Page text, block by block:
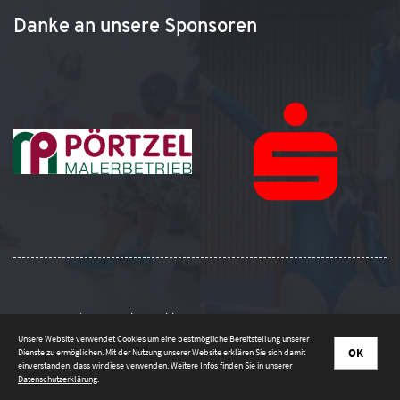
Danke an unsere Sponsoren
Impressum|Datenschutzerklärung
OK
Unsere Website verwendet Cookies um eine bestmögliche Bereitstellung unserer
Dienste zu ermöglichen. Mit der Nutzung unserer Website erklären Sie sich damit
einverstanden, dass wir diese verwenden. Weitere Infos finden Sie in unserer
Datenschutzerklärung.